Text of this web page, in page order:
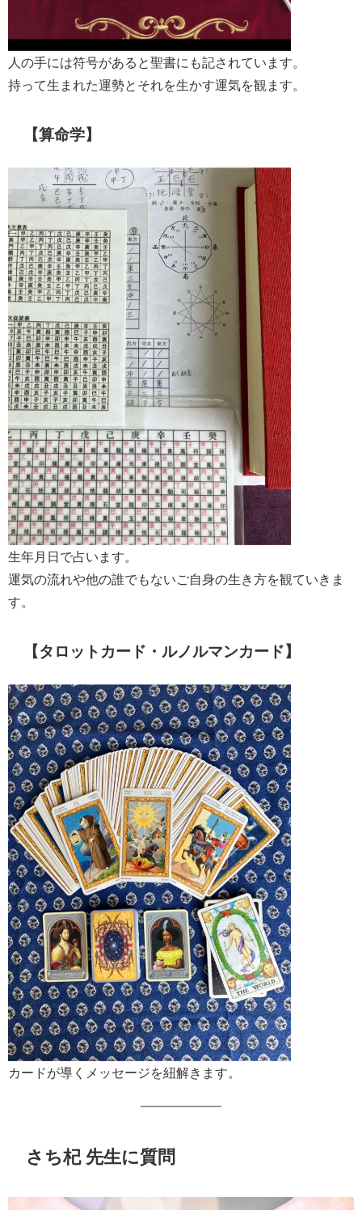
人の手には符号があると聖書にも記されています。
持って生まれた運勢とそれを生かす運気を観ます。
【算命学】
生年月日で占います。
運気の流れや他の誰でもないご自身の生き方を観ていきま
す。
【タロットカード・ルノルマンカード】
カードが導くメッセージを紐解きます。
さち杞 先生に質問